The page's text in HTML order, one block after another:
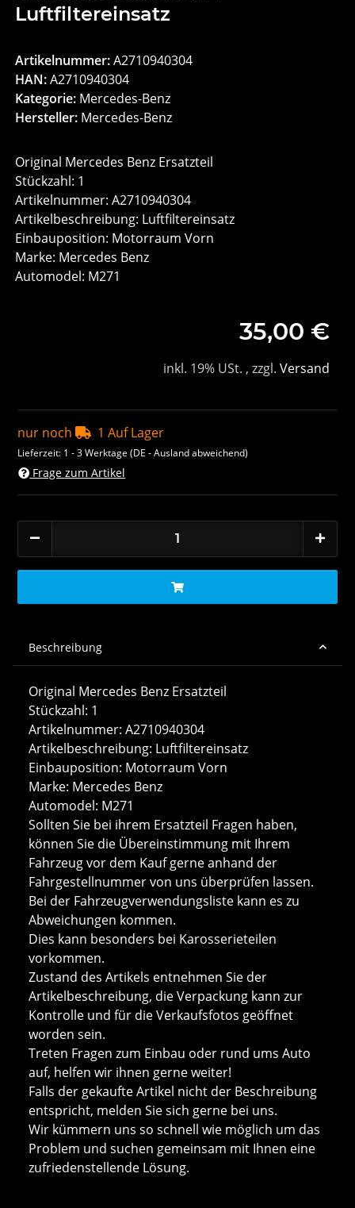
Luftfiltereinsatz
Artikelnummer:A2710940304
HAN:A2710940304
Kategorie: Mercedes-Benz
Hersteller: Mercedes-Benz
Original Mercedes Benz Ersatzteil
Stückzahl: 1
Artikelnummer: A2710940304
Artikelbeschreibung: Luftfiltereinsatz
Einbauposition: Motorraum Vorn
Marke: Mercedes Benz
Automodel: M271
35,00 €
inkl. 19% USt. , zzgl. Versand
nur noch 1 Auf Lager
Lieferzeit: 1 - 3 Werktage(DE - Ausland abweichend)
Frage zum Artikel
Beschreibung
Original Mercedes Benz Ersatzteil
Stückzahl: 1
Artikelnummer: A2710940304
Artikelbeschreibung: Luftfiltereinsatz
Einbauposition: Motorraum Vorn
Marke: Mercedes Benz
Automodel: M271
Sollten Sie bei ihrem Ersatzteil Fragen haben,
können Sie die Übereinstimmung mit Ihrem
Fahrzeug vor dem Kauf gerne anhand der
Fahrgestellnummer von uns überprüfen lassen.
Bei der Fahrzeugverwendungsliste kann es zu
Abweichungen kommen.
Dies kann besonders bei Karosserieteilen
vorkommen.
Zustand des Artikels entnehmen Sie der
Artikelbeschreibung, die Verpackung kann zur
Kontrolle und für die Verkaufsfotos geöffnet
worden sein.
Treten Fragen zum Einbau oder rund ums Auto
auf, helfen wir ihnen gerne weiter!
Falls der gekaufte Artikel nicht der Beschreibung
entspricht, melden Sie sich gerne bei uns.
Wir kümmern uns so schnell wie möglich um das
Problem und suchen gemeinsam mit Ihnen eine
zufriedenstellende Lösung.